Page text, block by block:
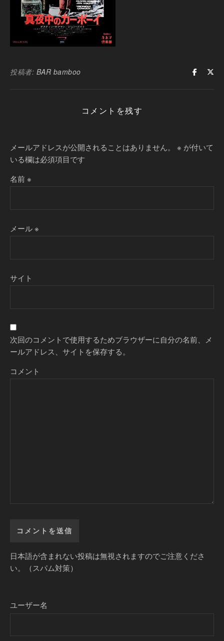
投稿者: BAR bamboo
コメントを残す
メールアドレスが公開されることはありません。 ※ が付いて
いる欄は必須項目です
名前※
メール※
サイト
次回のコメントで使用するためブラウザーに自分の名前、メ
ールアドレス、サイトを保存する。
コメント
日本語が含まれない投稿は無視されますのでご注意くださ
い。（スパム対策）
ユーザー名